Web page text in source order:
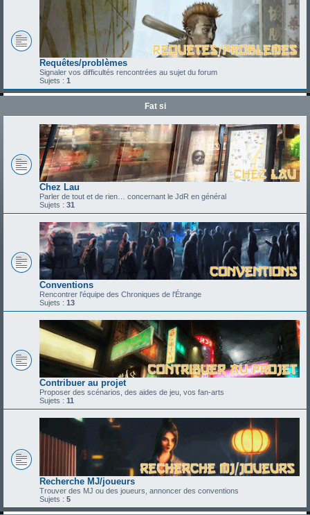
Requêtes/problèmes
Signaler vos difficultés rencontrées au sujet du forum
Sujets : 1
Fat si
Chez Lau
Parler de tout et de rien… concernant le JdR en général
Sujets : 31
Conventions
Rencontrer l'équipe des Chroniques de l'Étrange
Sujets : 13
Contribuer au projet
Proposer des scénarios, des aides de jeu, vos fan-arts
Sujets : 11
Recherche MJ/joueurs
Trouver des MJ ou des joueurs, annoncer des conventions
Sujets : 5